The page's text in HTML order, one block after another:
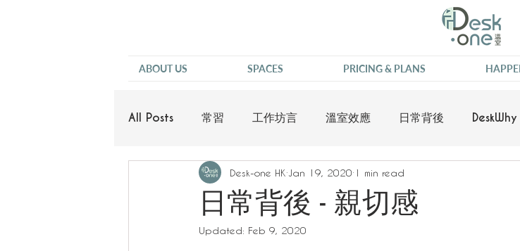
ABOUT US SPACES PRICING & PLANS
All Posts 常習 工作坊言 溫室效應 日常背後 DeskWhy
日常背後 - 親切感
Desk-one HK Jan 19, 2020 1 min read
Updated: Feb 9, 2020